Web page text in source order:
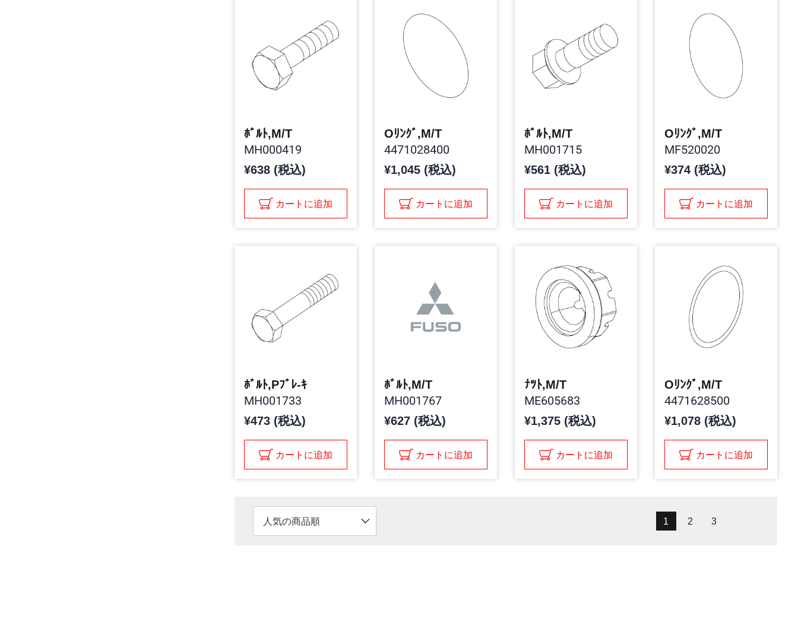
ﾎﾞﾙﾄ,M/T
MH000419
¥638 (税込)
カートに追加
Oﾘﾝｸﾞ,M/T
4471028400
¥1,045 (税込)
カートに追加
ﾎﾞﾙﾄ,M/T
MH001715
¥561 (税込)
カートに追加
Oﾘﾝｸﾞ,M/T
MF520020
¥374 (税込)
カートに追加
ﾎﾞﾙﾄ,Pﾌﾞﾚ-ｷ
MH001733
¥473 (税込)
カートに追加
ﾎﾞﾙﾄ,M/T
MH001767
¥627 (税込)
カートに追加
ﾅﾂﾄ,M/T
ME605683
¥1,375 (税込)
カートに追加
Oﾘﾝｸﾞ,M/T
4471628500
¥1,078 (税込)
カートに追加
人気の商品順 1 2 3